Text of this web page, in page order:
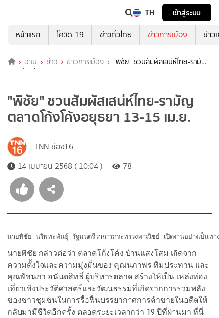
TH
เข้าสู่ระบบ
หน้าแรก
โควิด-19 ข่าวทั่วไทย ข่าวการเมือง ข่าว
อ่าน ข่าว ข่าวการเมือง
"พิชัย" ชวนสัมผัสเสน่ห์ไทย-รามัญ
ตลาดโก้งโค้งอยุธยา 13-15 เม.ย.
"พิชัย" ชวนสัมผัสเสน่ห์ไทย-รามัญ
ตลาดโก้งโค้งอยุธยา 13-15 เม.ย.
TNN ช่อง16
14 เมษายน 2568 ( 10:04 )
78
นายพิชัย นริพทะพันธุ์ รัฐมนตรีว่าการกระทรวงพาณิชย์ เปิดงานอย่างเป็น
นายพิชัย กล่าวต่อว่า ตลาดโก้งโค้ง บ้านแสงโสม เกิดจาก
ความตั้งใจและความมุ่งมั่นของ คุณนภาพร ทิมประทาน และ
คุณพัชนภา อนันตสิทธิ์ ผู้บริหารตลาด สร้างให้เป็นแหล่งท่อง
เที่ยวเชิงประวัติศาสตร์และวัฒนธรรมที่เกิดจากการรวมพลัง
ของชาวชุมชนในการรื้อฟื้นบรรยากาศการค้าขายในอดีตให้
กลับมามีชีวิตอีกครั้ง ตลอดระยะเวลากว่า 19 ปีที่ผ่านมา ที่นี่